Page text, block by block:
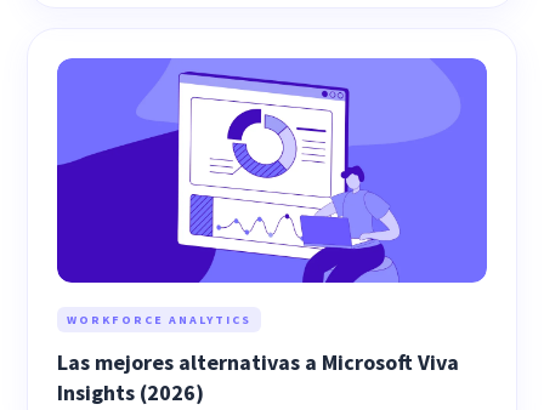
WORKFORCE ANALYTICS
Las mejores alternativas a Microsoft Viva
Insights (2026)